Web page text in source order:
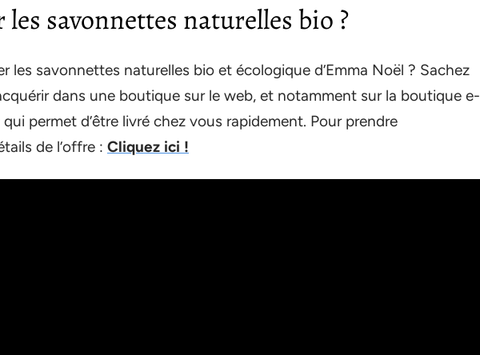
les savonnettes naturelles bio ?
les savonnettes naturelles bio et écologique d’Emma Noël ? Sachez
dans une boutique sur le web, et notamment sur la boutique e-
permet d’être livré chez vous rapidement. Pour prendre
de l’offre : Cliquez ici !